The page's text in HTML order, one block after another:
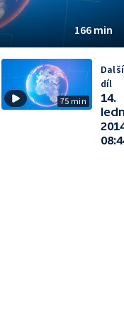
166 min
75 min
Další
díl
14.